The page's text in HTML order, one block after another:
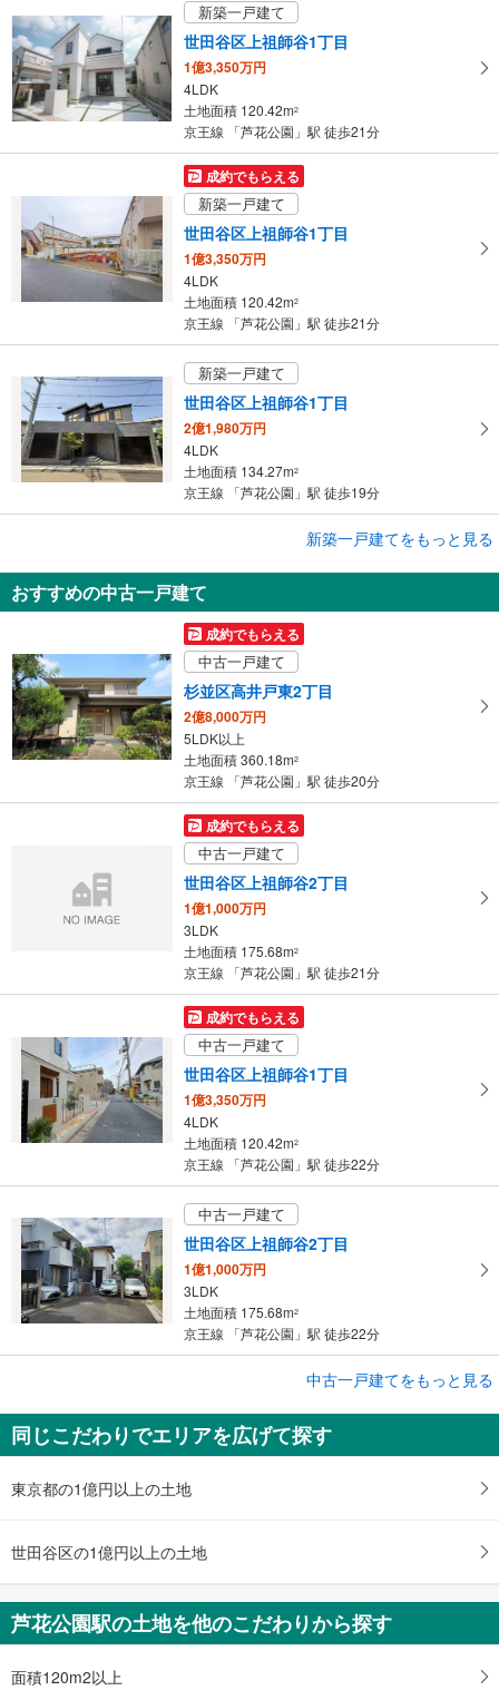
マ
イ
ペ
ー
ジ
存
る
新築一戸建て
世田谷区上祖師谷1丁目
1億3,350万円
4LDK
土地面積 120.42m2
京王線 「芦花公園」駅 徒歩21分
成約でもらえる
新築一戸建て
世田谷区上祖師谷1丁目
1億3,350万円
4LDK
土地面積 120.42m2
京王線 「芦花公園」駅 徒歩21分
新築一戸建て
世田谷区上祖師谷1丁目
2億1,980万円
4LDK
土地面積 134.27m2
京王線 「芦花公園」駅 徒歩19分
世田谷区祖師谷6丁目
1億390万円
3LDK＋1S
土地面積 112.27m2
京王線 「芦花公園」駅 徒歩25分
新築一戸建てをもっと見る
おすすめの中古一戸建て
成約でもらえる
中古一戸建て
杉並区高井戸東2丁目
2億8,000万円
5LDK以上
土地面積 360.18m2
京王線 「芦花公園」駅 徒歩20分
成約でもらえる
中古一戸建て
世田谷区上祖師谷2丁目
1億1,000万円
3LDK
土地面積 175.68m2
京王線 「芦花公園」駅 徒歩21分
成約でもらえる
中古一戸建て
世田谷区上祖師谷1丁目
1億3,350万円
4LDK
土地面積 120.42m2
京王線 「芦花公園」駅 徒歩22分
中古一戸建て
世田谷区上祖師谷2丁目
1億1,000万円
3LDK
土地面積 175.68m2
京王線 「芦花公園」駅 徒歩22分
世田谷区上祖師谷2丁目
1億1,000万円
3LDK＋納戸
土地面積 175.68m
中古一戸建てをもっと見る
同じこだわりでエリアを広げて探す
東京都の1億円以上の土地
世田谷区の1億円以上の土地
芦花公園駅の土地を他のこだわりから探す
面積120m2以上